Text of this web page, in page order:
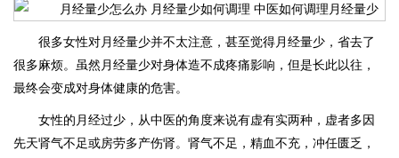
很多女性对月经量少并不太注意，甚至觉得月经量少，省去了
很多麻烦。虽然月经量少对身体造不成疼痛影响，但是长此以往，
最终会变成对身体健康的危害。
女性的月经过少，从中医的角度来说有虚有实两种，虚者多因
先天肾气不足或房劳多产伤肾。肾气不足，精血不充，冲任匮乏，